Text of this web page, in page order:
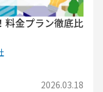
料金プラン徹底比
2026.03.18